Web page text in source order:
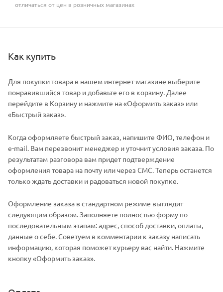
отличаться от цен в розничных магазинах
Как купить
Для покупки товара в нашем интернет-магазине выберите
понравившийся товар и добавьте его в корзину. Далее
перейдите в Корзину и нажмите на «Оформить заказ» или
«Быстрый заказ».
Когда оформляете быстрый заказ, напишите ФИО, телефон и
e-mail. Вам перезвонит менеджер и уточнит условия заказа. По
результатам разговора вам придет подтверждение
оформления товара на почту или через СМС. Теперь останется
только ждать доставки и радоваться новой покупке.
Оформление заказа в стандартном режиме выглядит
следующим образом. Заполняете полностью форму по
последовательным этапам: адрес, способ доставки, оплаты,
данные о себе. Советуем в комментарии к заказу написать
информацию, которая поможет курьеру вас найти. Нажмите
кнопку «Оформить заказ».